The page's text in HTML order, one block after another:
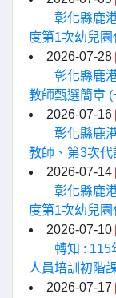
彰化縣鹿
度第1次幼兒園
2026-07-28
彰化縣鹿
教師甄選簡章 (
2026-07-16
彰化縣鹿
教師、第3次代
2026-07-14
彰化縣鹿
度第1次幼兒園
2026-07-10
轉知 : 115
人員培訓初階
2026-07-17